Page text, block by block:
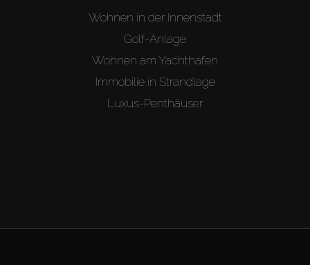
Wohnen in der Innenstadt
Golf-Anlage
Wohnen am Yachthafen
Immobilie in Strandlage
Luxus-Penthäuser